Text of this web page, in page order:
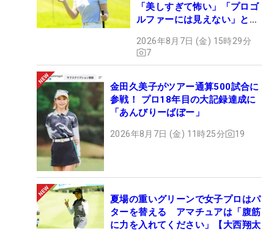
「美しすぎて怖い」「プロゴ
ルファーには見えない」とコ
2026年8月7日 (金) 15時29分
7
金田久美子がツアー通算500試合に
参戦！ プロ18年目の大記録達成に
「あんびりーばぼー」
2026年8月7日 (金) 11時25分 19
夏場の重いグリーンで女子プロはパ
ターを替える アマチュアは「腹筋
に力を入れてください」【大西翔太